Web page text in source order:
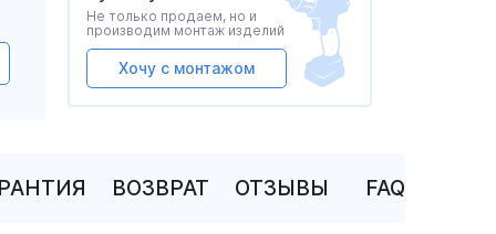
Не только продаем, но и
производим монтаж изделий
Хочу с монтажом
ВОЗВРАТ ОТЗЫВЫ FAQ